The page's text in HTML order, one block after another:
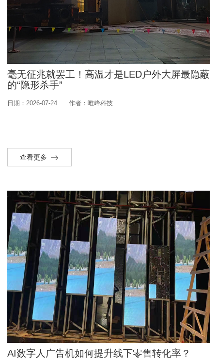
毫无征兆就罢工！高温才是LED户外大屏最隐蔽
的“隐形杀手”
日期：2026-07-24 作者：唯峰科技
查看更多
AI数字人广告机如何提升线下零售转化率？